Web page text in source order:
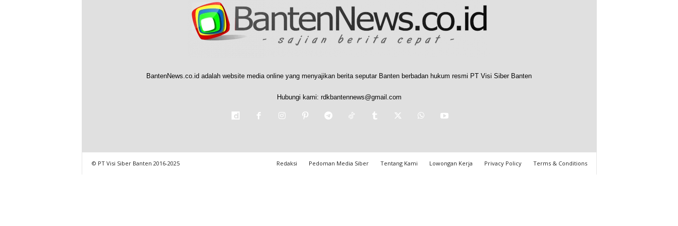
BantenNews.co.id adalah website media online yang menyajikan berita seputar Banten berbadan hukum resmi PT Visi Siber Banten
Hubungi kami: rdkbantennews@gmail.com
Redaksi Pedoman Media Siber Tentang Kami Lowongan Kerja Privacy Policy Terms & Conditions
© PT Visi Siber Banten 2016-2025